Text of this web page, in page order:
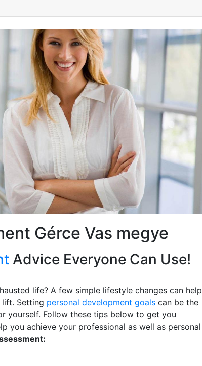
Gérce Vas megye
Advice Everyone Can Use!
life? A few simple lifestyle changes can help
lift. Setting personal development goals can be the
yourself. Follow these tips below to get you
you achieve your professional as well as personal